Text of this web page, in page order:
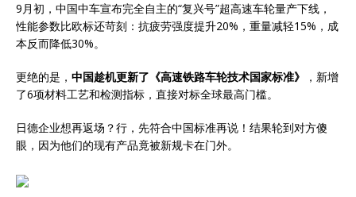
9月初，中国中车宣布完全自主的“复兴号”超高速车轮量产下线，
性能参数比欧标还苛刻：抗疲劳强度提升20%，重量减轻15%，成
本反而降低30%。
更绝的是， 中国趁机更新了《高速铁路车轮技术国家标准》
，新增
了6项材料工艺和检测指标，直接对标全球最高门槛。
日德企业想再返场？行，先符合中国标准再说！结果轮到对方傻
眼，因为他们的现有产品竟被新规卡在门外。